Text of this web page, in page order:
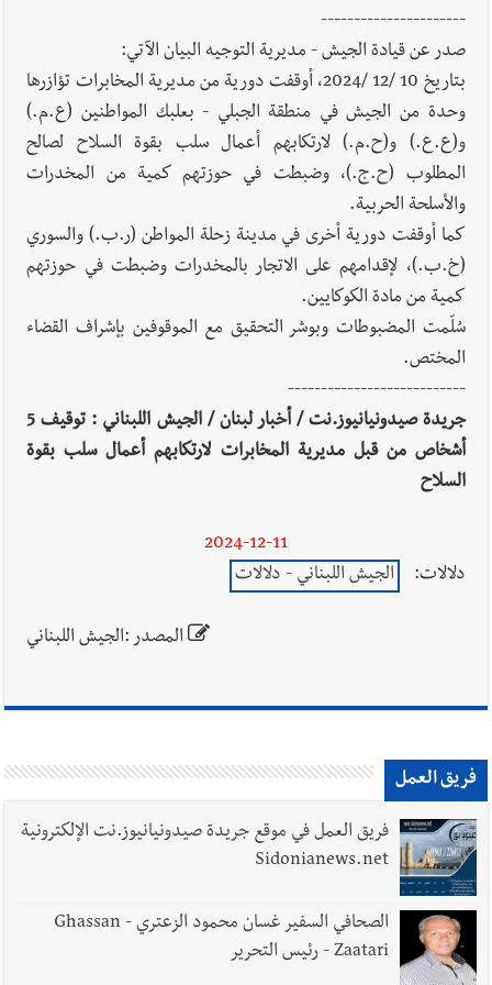
أخبار لبنان
أسرار الصحف المحلية الصادرة في لبنان ليوم الجمعة 7-
8-2026
أخبار لبنان مقدمات نشرات الأخبار المسائية في لبنان ليوم
الخميس 6-8-2026
شُيّعوا في ‫غزة‬ بعد أن بقوا تحت الأنقاض منذ عام 2023: أيُعقل أن
يبقى الشعب الفلسطيني يعيش كل هذا الألم؟ وإلى متى تستمر هذه
المعاناة التي تمزق القلوب والضمائر؟
----------------------
صدر عن قيادة الجيش - مديرية التوجيه البيان الآتي:
بتاريخ 10 /12 /2024، أوقفت دورية من مديرية المخابرات تؤازرها
وحدة من الجيش في منطقة الجبلي - بعلبك المواطنين (ع.م.)
و(ع.ع.) و(ح.م.) لارتكابهم أعمال سلب بقوة السلاح لصالح
المطلوب (ح.ج.)، وضبطت في حوزتهم كمية من المخدرات
والأسلحة الحربية.
كما أوقفت دورية أخرى في مدينة زحلة المواطن (ر.ب.) والسوري
(خ.ب.)، لإقدامهم على الاتجار بالمخدرات وضبطت في حوزتهم
كمية من مادة الكوكايين.
سُلّمت المضبوطات وبوشر التحقيق مع الموقوفين بإشراف القضاء
المختص.
---------------------------
جريدة صيدونيانيوز.نت / أخبار لبنان / الجيش اللبناني : توقيف 5
أشخاص من قبل مديرية المخابرات لارتكابهم أعمال سلب بقوة
السلاح
2024-12-11
دلالات:
الجيش اللبناني - دلالات
المصدر :الجيش اللبناني
فريق العمل
فريق العمل في موقع جريدة صيدونيانيوز.نت الإلكترونية
Sidonianews.net
الصحافي السفير غسان محمود الزعتري - Ghassan
Zaatari - رئيس التحرير